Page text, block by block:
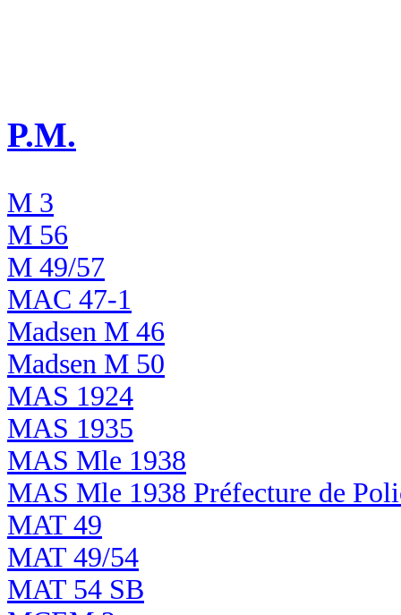
P.M.
M 3
M 56
M 49/57
MAC 47-1
Madsen M 46
Madsen M 50
MAS 1924
MAS 1935
MAS Mle 1938
MAS Mle 1938 Préfecture de
MAT 49
MAT 49/54
MAT 54 SB